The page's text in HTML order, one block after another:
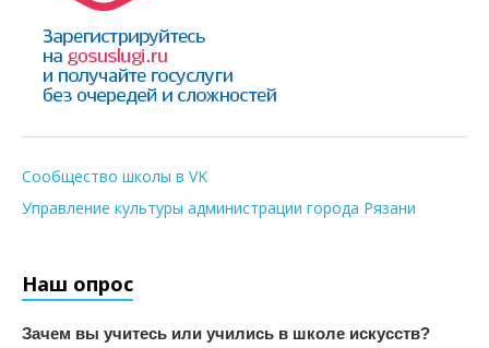
Сообщество школы в VK
Управление культуры администрации города Рязани
Наш опрос
Зачем вы учитесь или учились в школе искусств?